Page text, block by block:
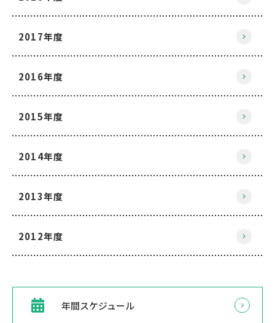
2017年度
2016年度
2015年度
2014年度
2013年度
2012年度
年間スケジュール